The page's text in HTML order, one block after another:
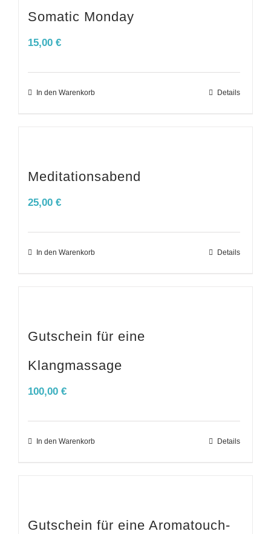
Somatic Monday
15,00 €
In den Warenkorb Details
Meditationsabend
25,00 €
In den Warenkorb Details
Gutschein für eine
Klangmassage
100,00 €
In den Warenkorb Details
Gutschein für eine Aromatouch-